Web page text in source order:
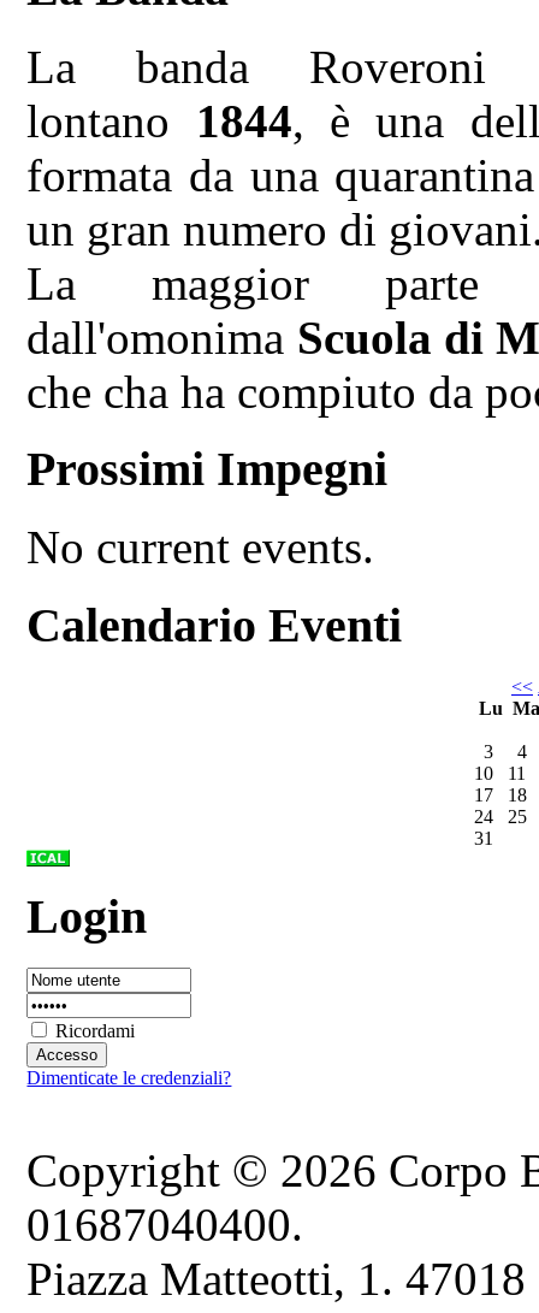
La banda Roveroni
lontano 1844, è una
formata da una
un gran numero di
La maggior parte
dall'omonima Scuola di
che cha ha compiuto da
Prossimi Impegni
No current events.
Calendario Eventi
<<
Lu
3
4
10
11
17
18
24
25
31
Login
Ricordami
Dimenticate le credenziali?
Copyright © 2026 Corpo
01687040400.
Piazza Matteotti, 1.